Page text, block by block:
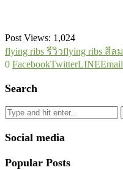
Post Views: 1,024
flying ribs รีวิวflying ribs สีลม
0 FacebookTwitterLINEEmail
Search
Social media
Popular Posts